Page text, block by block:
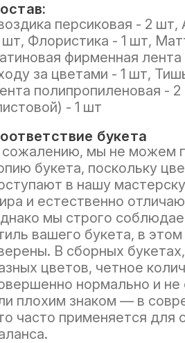
персиковая - 2
Флористика - 1 шт,
фирменная
за цветами - 1 шт,
полипропиленовая -
- 1 шт
букета
сожалению, мы не можем
букета, поскольку
в нашу
и естественно
мы строго
вашего букета, в
В сборных
цветов, четное
нормально и
плохим знаком — в
часто применяется для